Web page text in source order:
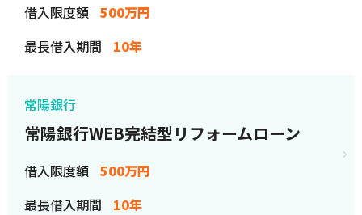
借入限度額 500万円
最長借入期間
10年
常陽銀行
常陽銀行WEB完結型リフォームローン
借入限度額 500万円
最長借入期間
10年